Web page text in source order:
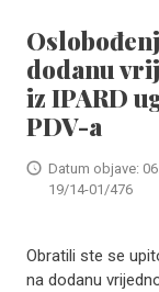
dodanu
iz IPARD
PDV-a
Datum objave:
19/14-01/476
Obratili ste se
na dodanu